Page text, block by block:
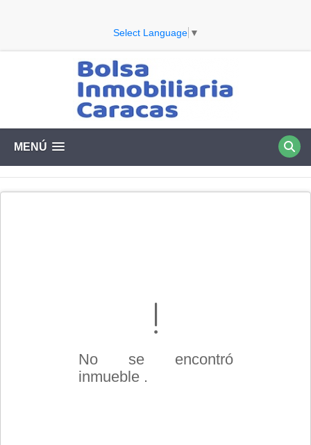
Select Language ▼
MENÚ
No se encontró
inmueble .